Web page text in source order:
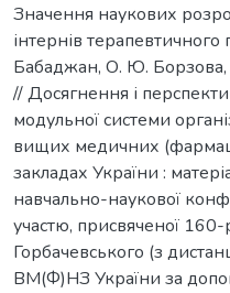
Значення наукових
інтернів
Бабаджан, О. Ю.
// Досягнення і
модульної системи
вищих медичних
закладах України :
навчально-наукової
участю, присвяченої
Горбачевського (з
ВМ(Ф)НЗ України за